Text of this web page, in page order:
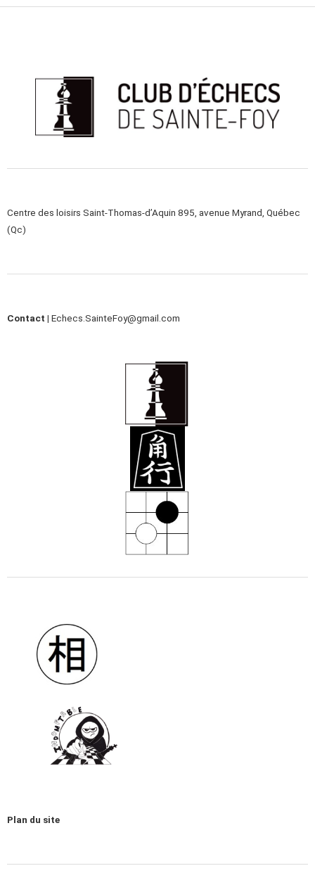
Centre des loisirs Saint-Thomas-d’Aquin 895, avenue Myrand, Québec
(Qc)
Contact | Echecs.SainteFoy@gmail.com
Plan du site